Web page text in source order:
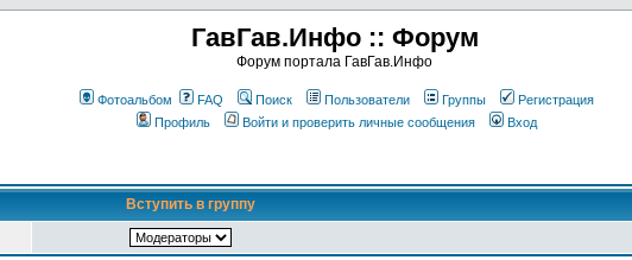
ГавГав.Инфо :: Форум
Форум портала ГавГав.Инфо
Фотоальбом FAQ Поиск Пользователи Группы
Регистрация
Профиль
Войти и проверить личные сообщения Вход
Вступить в группу